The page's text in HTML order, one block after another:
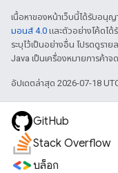
เนื้อหาของหน้าเว็บนี้ได้รับอนุญ
มอนส์ 4.0 และตัวอย่างโค้ดไ
ระบุไว้เป็นอย่างอื่น โปรดดูราย
Java เป็นเครื่องหมายการค้า
อัปเดตล่าสุด 2026-07-18
GitHub
Stack Overflow
บล็อก